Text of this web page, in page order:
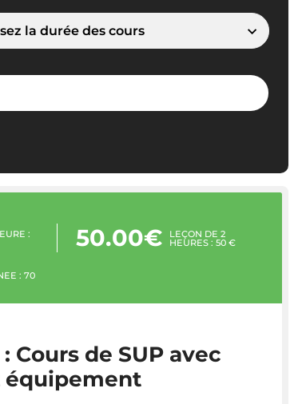
la durée des cours
: 50.00€ LEÇON DE 2
HEURES : 50 €
: 70
Cours de SUP avec